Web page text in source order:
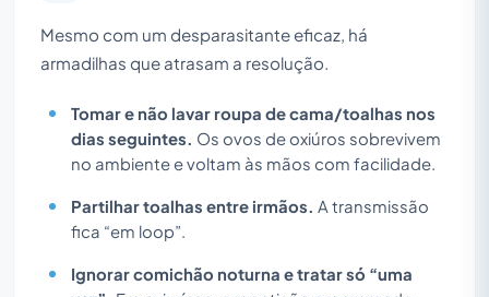
Mesmo com um desparasitante eficaz, há
armadilhas que atrasam a resolução.
Tomar e não lavar roupa de cama/toalhas nos
dias seguintes. Os ovos de oxiúros sobrevivem
no ambiente e voltam às mãos com facilidade.
Partilhar toalhas entre irmãos. A transmissão
fica “em loop”.
Ignorar comichão noturna e tratar só “uma